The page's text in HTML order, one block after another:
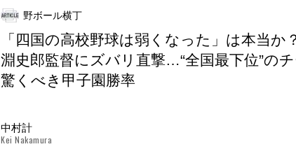
野ボール横丁
「四国の高校野球は弱くなった」は本当か
淵史郎監督にズバリ直撃…“全国最下位”の
驚くべき甲子園勝率
中村計
Kei Nakamura